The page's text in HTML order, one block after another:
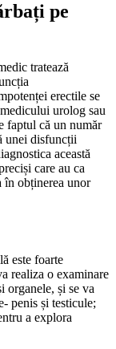
pe
tratează
erectile se
urolog sau
faptul că un număr
unei disfuncții
această
care au ca
în obținerea unor
este foarte
realiza o examinare
organele, și se va
penis și testicule;
a explora